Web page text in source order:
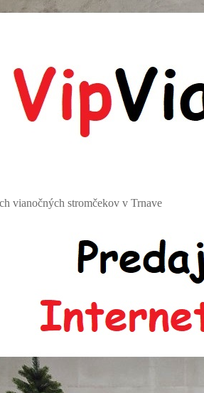
vianočných stromčekov v Trnave